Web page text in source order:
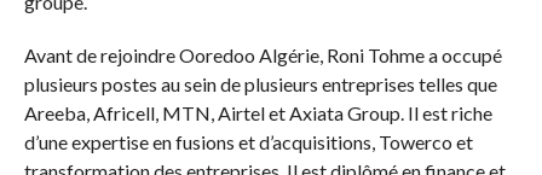
Avant de rejoindre Ooredoo Algérie, Roni Tohme a occupé
plusieurs postes au sein de plusieurs entreprises telles que
Areeba, Africell, MTN, Airtel et Axiata Group. Il est riche
d’une expertise en fusions et d’acquisitions, Towerco et